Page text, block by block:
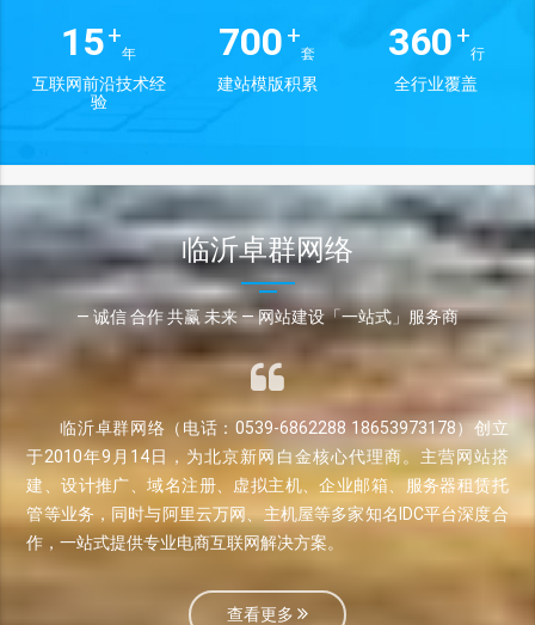
15+
年
互联网前沿技术经
验
700 +
套
建站模版积累
360 +
行
全行业覆盖
临沂卓群网络
— 诚信 合作 共赢 未来 — 网站建设「一站式」服务商
临沂卓群网络（电话：0539-6862288 18653973178）创立
于2010年9月14日，为北京新网白金核心代理商。主营网站搭
建、设计推广、域名注册、虚拟主机、企业邮箱、服务器租赁托
管等业务，同时与阿里云万网、主机屋等多家知名IDC平台深度合
作，一站式提供专业电商互联网解决方案。
查看更多